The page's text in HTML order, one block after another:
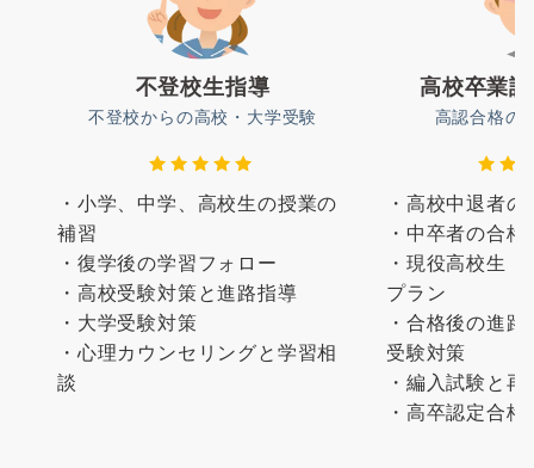
不登校生指導
不登校からの高校・大学受験
・小学、中学、高校生の授業の
補習
・復学後の学習フォロー
・高校受験対策と進路指導
・大学受験対策
・心理カウンセリングと学習相
談
高校卒業
高認合格の
・高校中退者
・中卒者の合格
・現役高校生
プラン
・合格後の進
受験対策
・編入試験と
・高卒認定合格